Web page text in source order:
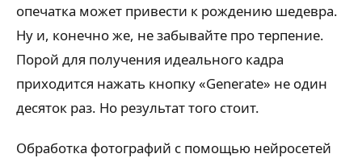
опечатка может привести к рождению шедевра.
Ну и, конечно же, не забывайте про терпение.
Порой для получения идеального кадра
приходится нажать кнопку «Generate» не один
десяток раз. Но результат того стоит.
Обработка фотографий с помощью нейросетей